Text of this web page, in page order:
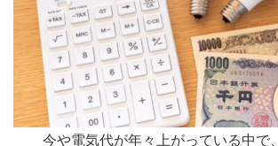
今や電気代が年々上がっている中で、